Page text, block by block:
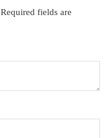
Required fields are